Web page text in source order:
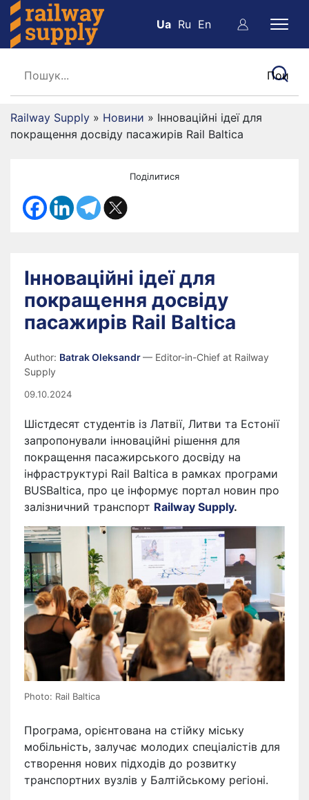
Ua Ru En
Railway Supply » Новини » Інноваційні ідеї для
покращення досвіду пасажирів Rail Baltica
Поділитися
Інноваційні ідеї для
покращення досвіду
пасажирів Rail Baltica
Author: Batrak Oleksandr— Editor-in-Chief at Railway
Supply
09.10.2024
Шістдесят студентів із Латвії, Литви та Естонії
запропонували інноваційні рішення для
покращення пасажирського досвіду на
інфраструктурі Rail Baltica в рамках програми
BUSBaltica, про це інформує портал новин про
залізничний транспорт Railway Supply.
Photo: Rail Baltica
Програма, орієнтована на стійку міську
мобільність, залучає молодих спеціалістів для
створення нових підходів до розвитку
транспортних вузлів у Балтійському регіоні.